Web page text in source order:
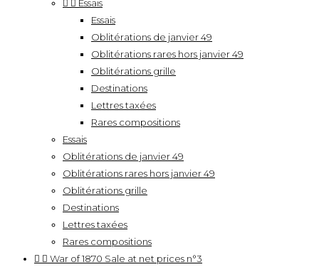
  Essais
Essais
Oblitérations de janvier 49
Oblitérations rares hors janvier 49
Oblitérations grille
Destinations
Lettres taxées
Rares compositions
Essais
Oblitérations de janvier 49
Oblitérations rares hors janvier 49
Oblitérations grille
Destinations
Lettres taxées
Rares compositions
  War of 1870 Sale at net prices n°3